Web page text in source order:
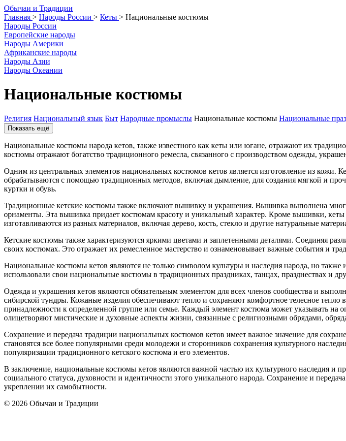
Обычаи и Традиции
Главная > Народы России > Кеты > Национальные костюмы
Народы России
Европейские народы
Народы Америки
Африканские народы
Народы Азии
Народы Океании
Национальные костюмы
Религия Национальный язык Быт Народные промыслы Национальные костюмы Национальные
Показать ещё
Национальные костюмы народа кетов, также известного как кеты или югане, отражают их
костюмы отражают богатство традиционного ремесла, связанного с производством одежды,
Одним из центральных элементов национальных костюмов кетов является изготовление из
обрабатываются с помощью традиционных методов, включая дымление, для создания мягкой и
куртки и обувь.
Традиционные кетские костюмы также включают вышивку и украшения. Вышивка выполнена
орнаменты. Эта вышивка придает костюмам красоту и уникальный характер. Кроме вышивки,
изготавливаются из разных материалов, включая дерево, кость, стекло и другие натуральные
Кетские костюмы также характеризуются яркими цветами и заплетенными деталями. Соединяя
своих костюмах. Это отражает их ремесленное мастерство и ознаменовывает важные события и
Национальные костюмы кетов являются не только символом культуры и наследия народа, но
использовали свои национальные костюмы в традиционных праздниках, танцах, празднествах и
Одежда и украшения кетов являются обязательным элементом для всех членов сообщества и
сибирской тундры. Кожаные изделия обеспечивают тепло и сохраняют комфортное телесное
принадлежности к определенной группе или семье. Каждый элемент костюма может указывать на
олицетворяют мистические и духовные аспекты жизни, связанные с религиозными обрядами,
Сохранение и передача традиции национальных костюмов кетов имеет важное значение для
становятся все более популярными среди молодежи и сторонников сохранения культурного
популяризации традиционного кетского костюма и его элементов.
В заключение, национальные костюмы кетов являются важной частью их культурного наследия и
социального статуса, духовности и идентичности этого уникального народа. Сохранение и
укреплении их самобытности.
© 2026 Обычаи и Традиции